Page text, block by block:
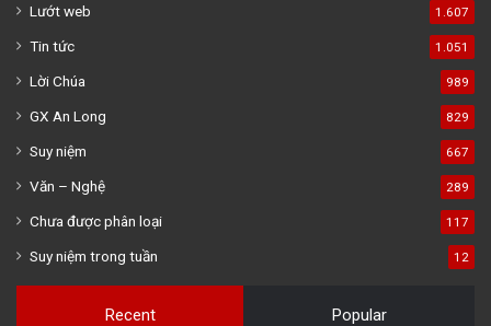
Lướt web 1.607
Tin tức 1.051
Lời Chúa 989
GX An Long 829
Suy niệm 667
Văn – Nghệ 289
Chưa được phân loại 117
Suy niệm trong tuần 12
Recent Popular